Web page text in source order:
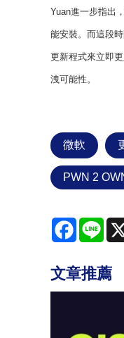
Yuan進一步指出
能安裝。而這段
更新程式來立即
洩可能性。
微軟
PWN 2
文章推薦